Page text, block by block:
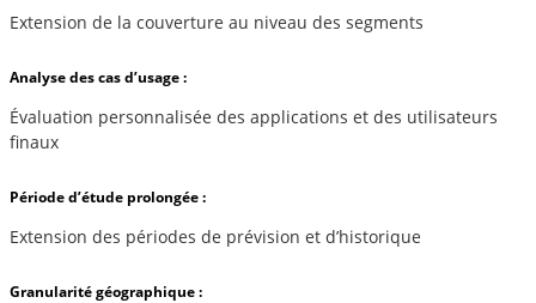
Extension de la couverture au niveau des segments
Analyse des cas d’usage :
Évaluation personnalisée des applications et des utilisateurs
finaux
Période d’étude prolongée :
Extension des périodes de prévision et d’historique
Granularité géographique :